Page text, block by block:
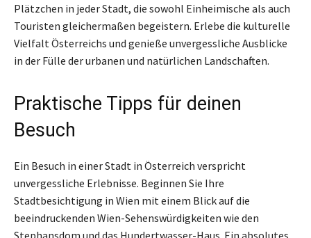
Plätzchen in jeder Stadt, die sowohl Einheimische als auch
Touristen gleichermaßen begeistern. Erlebe die kulturelle
Vielfalt Österreichs und genieße unvergessliche Ausblicke
in der Fülle der urbanen und natürlichen Landschaften.
Praktische Tipps für deinen
Besuch
Ein Besuch in einer Stadt in Österreich verspricht
unvergessliche Erlebnisse. Beginnen Sie Ihre
Stadtbesichtigung in Wien mit einem Blick auf die
beeindruckenden Wien-Sehenswürdigkeiten wie den
Stephansdom und das Hundertwasser-Haus. Ein absolutes